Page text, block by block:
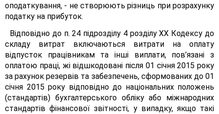
оподаткування, - не створюють різниць при розрахунку
податку на прибуток.
Відповідно до п. 24 підрозділу 4 розділу XX Кодексу до
складу витрат включаються витрати на оплату
відпусток працівникам та інші виплати, пов’язані з
оплатою праці, жі відшкодовані після 01 січня 2015 року
за рахунок резервів та забезпечень, сформованих до 01
січня 2015 року відповідно до національних положень
(стандартів) бухгалтерського обліку або міжнародних
стандартів фінансової звітності, у випадку, якщо такі